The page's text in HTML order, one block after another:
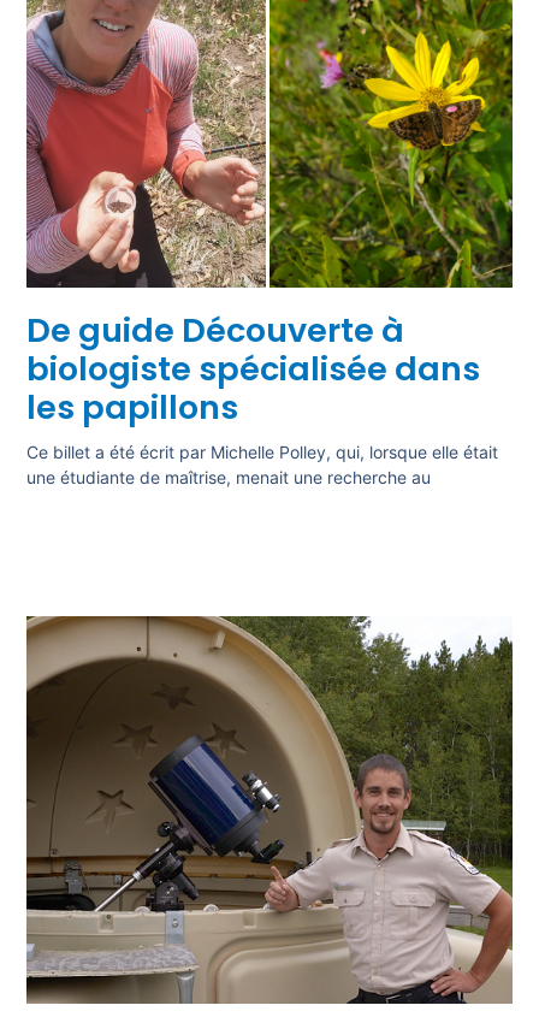
De guide Découverte à
biologiste spécialisée dans
les papillons
Ce billet a été écrit par Michelle Polley, qui, lorsque elle était
une étudiante de maîtrise, menait une recherche au